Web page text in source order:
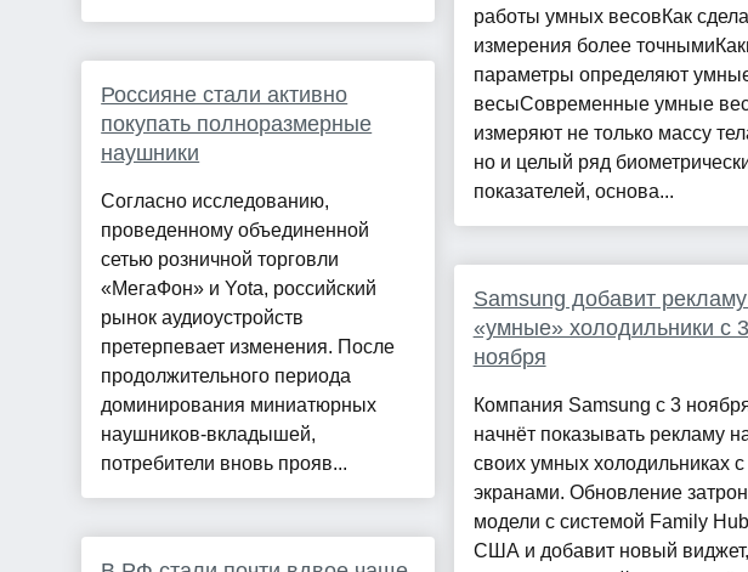
Россияне стали активно
покупать полноразмерные
наушники
Согласно исследованию,
проведенному объединенной
сетью розничной торговли
«МегаФон» и Yota, российский
рынок аудиоустройств
претерпевает изменения. После
продолжительного периода
доминирования миниатюрных
наушников-вкладышей,
потребители вновь прояв...
работы умных весовКак
измерения более
параметры определяют
весыСовременные умные
измеряют не только массу
но и целый ряд
показателей, основа...
Samsung добавит
«умные» холодильники с 3
ноября
Компания Samsung с 3
начнёт показывать рекламу
своих умных холодильниках с
экранами. Обновление
модели с системой Family
США и добавит новый виджет,